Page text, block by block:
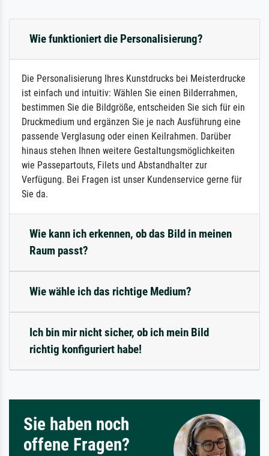
Wie funktioniert die Personalisierung?
Die Personalisierung Ihres Kunstdrucks bei Meisterdrucke
ist einfach und intuitiv: Wählen Sie einen Bilderrahmen,
bestimmen Sie die Bildgröße, entscheiden Sie sich für ein
Druckmedium und ergänzen Sie je nach Ausführung eine
passende Verglasung oder einen Keilrahmen. Darüber
hinaus stehen Ihnen weitere Gestaltungsmöglichkeiten
wie Passepartouts, Filets und Abstandhalter zur
Verfügung. Bei Fragen ist unser Kundenservice gerne für
Sie da.
Wie kann ich erkennen, ob das Bild in meinen
Raum passt?
Wie wähle ich das richtige Medium?
Ich bin mir nicht sicher, ob ich mein Bild
richtig konfiguriert habe!
Sie haben noch
offene Fragen?